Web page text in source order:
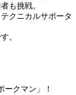
も挑戦。
クニカルサポータ
。
ークマン」！